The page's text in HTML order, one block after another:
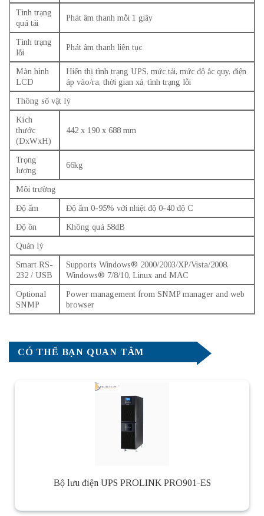
Tình trạng
quá tải
Phát âm thanh mỗi 1 giây
Tình trạng
lỗi
Phát âm thanh liên tục
Màn hình
LCD
Hiển thị tình trạng UPS, mức tải, mức độ ắc quy, điện
áp vào/ra, thời gian xả, tình trạng lỗi
Thông số vật lý
Kích
thước
(DxWxH)
442 x 190 x 688 mm
Trọng
lượng
66kg
Môi trường
Độ ẩm
Độ ẩm 0-95% với nhiệt độ 0-40 độ C
Độ ồn
Không quá 58dB
Quản lý
Smart RS-
232 / USB
Supports Windows® 2000/2003/XP/Vista/2008,
Windows® 7/8/10, Linux and MAC
Optional
SNMP
Power management from SNMP manager and web
browser
CÓ THỂ BẠN QUAN TÂM
Bộ lưu điện UPS PROLINK PRO901-ES